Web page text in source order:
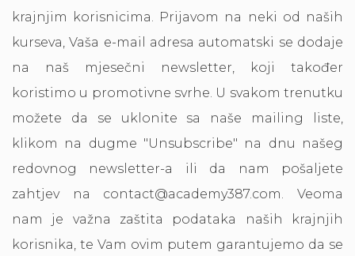
krajnjim korisnicima. Prijavom na neki od naših
kurseva, Vaša e-mail adresa automatski se dodaje
na naš mjesečni newsletter, koji također
koristimo u promotivne svrhe. U svakom trenutku
možete da se uklonite sa naše mailing liste,
klikom na dugme "Unsubscribe" na dnu našeg
redovnog newsletter-a ili da nam pošaljete
zahtjev na contact@academy387.com. Veoma
nam je važna zaštita podataka naših krajnjih
korisnika, te Vam ovim putem garantujemo da se